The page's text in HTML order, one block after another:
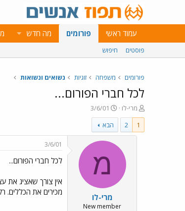
עמוד ראשי פורומים מה חדש
פוסטים חיפוש
פורומים משפחה זוגיות נשואים ונשואות
לכל חברי הפורום...
פ
ו
ת
ח
מרי-לו
פ
ו
ר
ס
ם
ת
א
י
ך
3/6/01
1
2 הבא
מ
מרי-לו
New member
3/6/01
לכל חברי הפורום...
אין צורך שאציג את
מכירים את הכללים.